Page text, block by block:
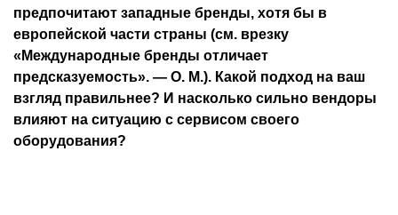
предпочитают западные бренды, хотя бы в
европейской части страны (см. врезку
«Международные бренды отличает
предсказуемость». — О. М.). Какой подход на ваш
взгляд правильнее? И насколько сильно вендоры
влияют на ситуацию с сервисом своего
оборудования?